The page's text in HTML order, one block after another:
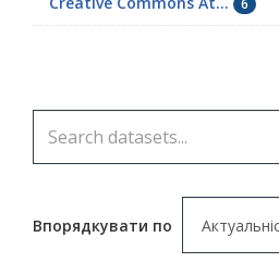
6
Впорядкувати по